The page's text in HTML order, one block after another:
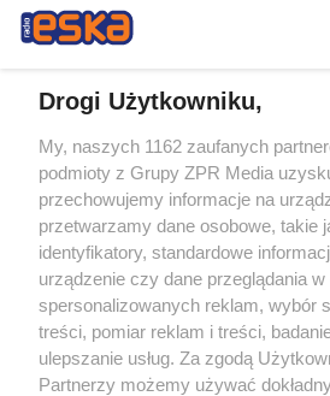
Drogi Użytkowniku,
My, naszych 1162 zaufanych
podmioty z Grupy ZPR Media
przechowujemy informacje na
przetwarzamy dane osobowe, takie
identyfikatory, standardowe
urządzenie czy dane przeglądania
spersonalizowanych reklam, wybór
treści, pomiar reklam i treści,
ulepszanie usług. Za zgodą
Partnerzy możemy używać